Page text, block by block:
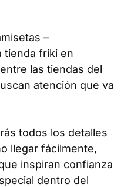
–
tienda friki en
las tiendas del
atención que va
todos los detalles
llegar fácilmente,
inspiran confianza
dentro del